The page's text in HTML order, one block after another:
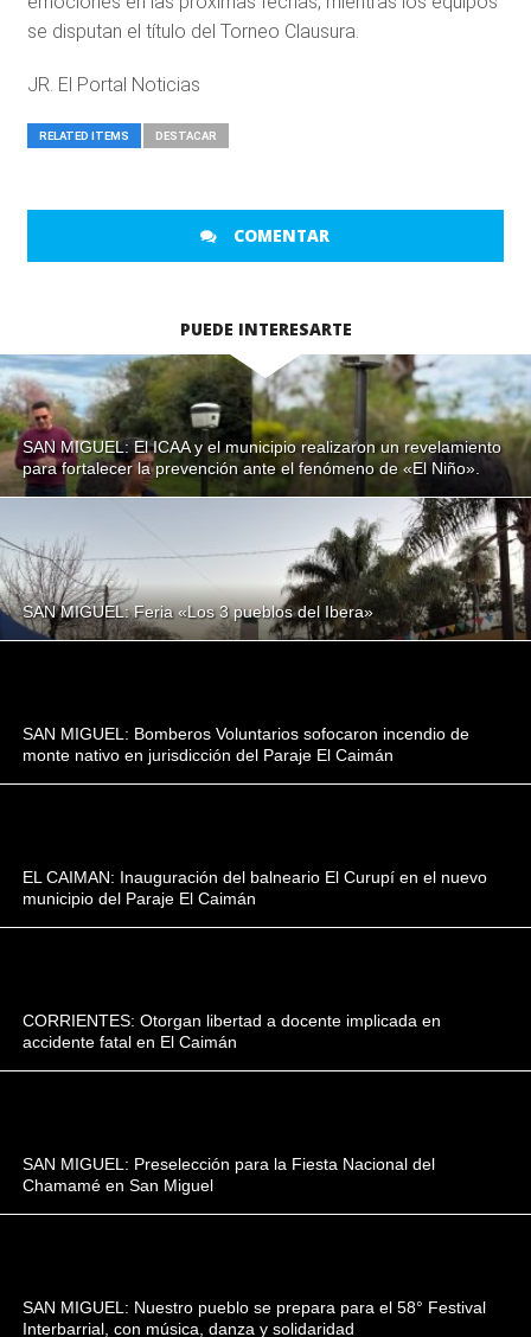
se disputan el título del Torneo Clausura.
JR. El Portal Noticias
RELATED ITEMS DESTACAR
COMENTAR
PUEDE INTERESARTE
SAN MIGUEL: El ICAA y el municipio realizaron un revelamiento
para fortalecer la prevención ante el fenómeno de «El Niño».
SAN MIGUEL: Feria «Los 3 pueblos del Ibera»
SAN MIGUEL: Bomberos Voluntarios sofocaron incendio de
monte nativo en jurisdicción del Paraje El Caimán
EL CAIMAN: Inauguración del balneario El Curupí en el nuevo
municipio del Paraje El Caimán
CORRIENTES: Otorgan libertad a docente implicada en
accidente fatal en El Caimán
SAN MIGUEL: Preselección para la Fiesta Nacional del
Chamamé en San Miguel
SAN MIGUEL: Nuestro pueblo se prepara para el 58° Festival
Interbarrial, con música, danza y solidaridad